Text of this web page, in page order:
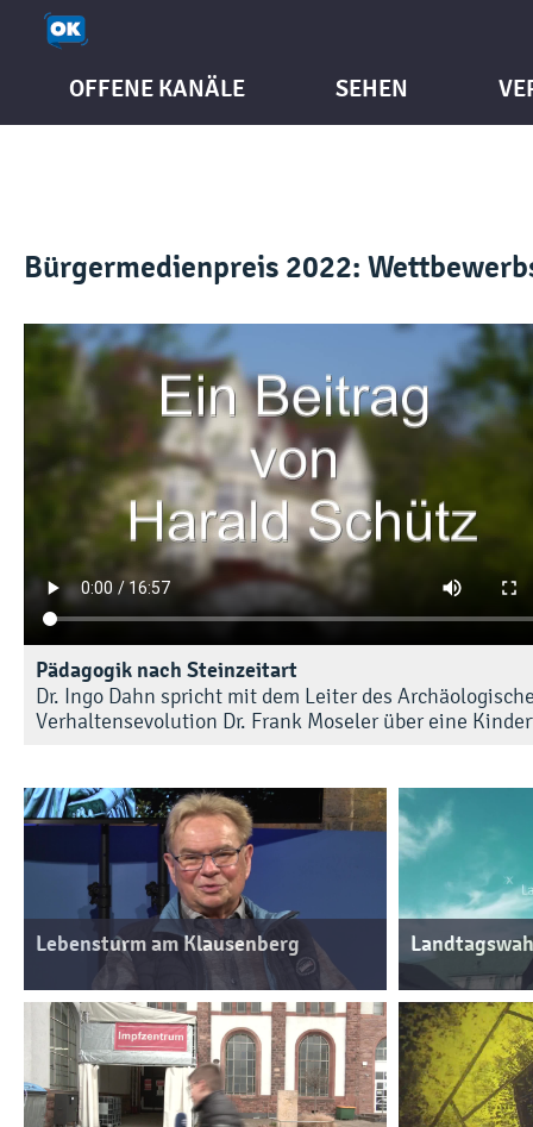
OFFENE KANÄLE SEHEN
Bürgermedienpreis 2022:
Pädagogik nach Steinzeitart
Dr. Ingo Dahn spricht mit dem Leiter des
Verhaltensevolution Dr. Frank Moseler über eine
Lebensturm am Klausenberg